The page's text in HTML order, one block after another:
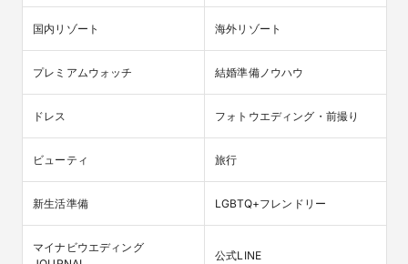
国内リゾート 海外リゾート
プレミアムウォッチ 結婚準備ノウハウ
ドレス フォトウエディング・前撮り
ビューティ 旅行
新生活準備 LGBTQ+フレンドリー
マイナビウエディング
公式LINE